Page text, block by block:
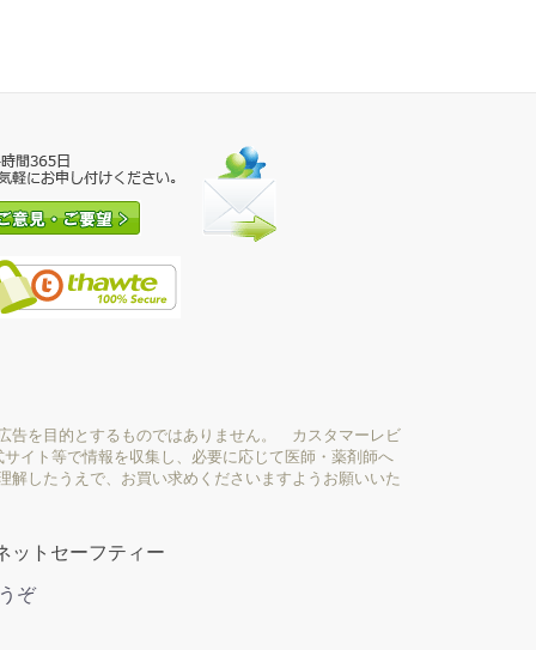
告を目的とするものではありません。 カスタマーレビ
イト等で情報を収集し、必要に応じて医師・薬剤師へ
したうえで、お買い求めくださいますようお願いいた
ットセーフティー
ぞ